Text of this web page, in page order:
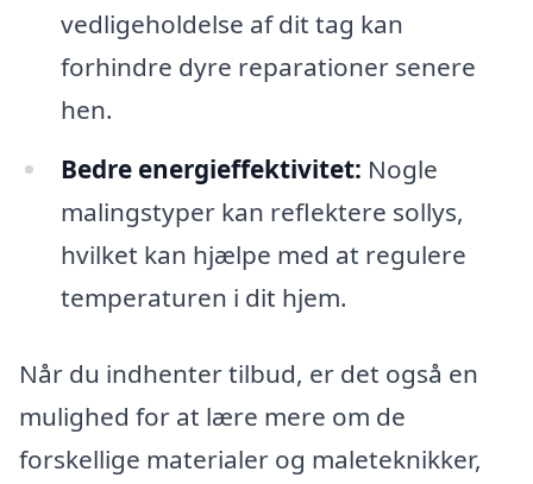
vedligeholdelse af dit tag kan
forhindre dyre reparationer senere
hen.
Bedre energieffektivitet: Nogle
malingstyper kan reflektere sollys,
hvilket kan hjælpe med at regulere
temperaturen i dit hjem.
Når du indhenter tilbud, er det også en
mulighed for at lære mere om de
forskellige materialer og maleteknikker,